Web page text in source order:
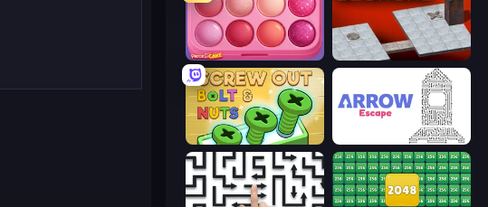
Piece of Cake: Merge and Bake Bloxorz
Screw Out: Bolts and Nuts Arrow Escape